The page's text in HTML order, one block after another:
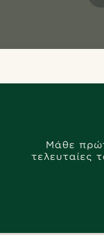
Μάθε
τελευταίες